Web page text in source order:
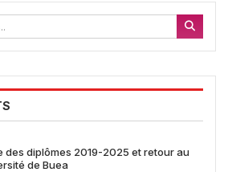
des diplômes 2019-2025 et retour au
de Buea